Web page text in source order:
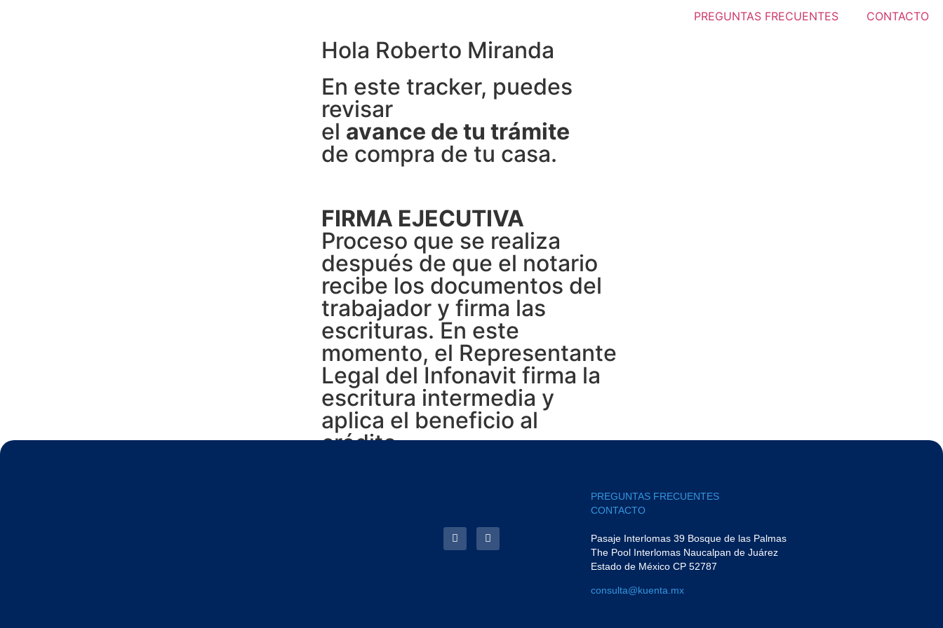
PREGUNTAS FRECUENTES CONTACTO
Hola Roberto Miranda
En este tracker, puedes
revisar
el avance de tu trámite
de compra de tu casa.
FIRMA EJECUTIVA
Proceso que se realiza
después de que el notario
recibe los documentos del
trabajador y firma las
escrituras. En este
momento, el Representante
Legal del Infonavit firma la
escritura intermedia y
aplica el beneficio al
crédito.
PREGUNTAS FRECUENTES
CONTACTO​
Pasaje Interlomas 39 Bosque de las Palmas
The Pool Interlomas Naucalpan de Juárez
Estado de México CP 52787
consulta@kuenta.mx